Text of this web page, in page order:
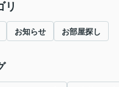
リ
お知らせ お部屋探し